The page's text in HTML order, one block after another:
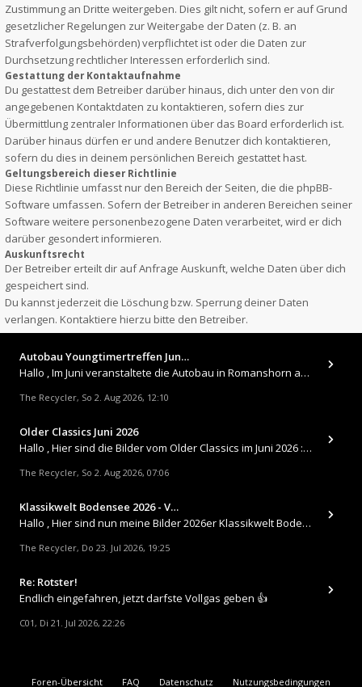
Zustimmung an Dritte weitergeben. Dies gilt nicht, sofern er auf Grund
gesetzlicher Regelungen zur Weitergabe der Daten (z. B. an
Strafverfolgungsbehörden) verpflichtet ist oder die Daten zur
Durchsetzung rechtlicher Interessen erforderlich sind.
Gestattung der Kontaktaufnahme
Du gestattest dem Betreiber darüber hinaus, dich unter den von dir
angegebenen Kontaktdaten zu kontaktieren, sofern dies zur
Übermittlung zentraler Informationen über das Board erforderlich ist.
Darüber hinaus dürfen er und andere Benutzer dich kontaktieren,
sofern du dies in deinem persönlichen Bereich gestattet hast.
Geltungsbereich dieser Richtlinie
Diese Richtlinie umfasst nur den Bereich der Seiten, die die phpBB-
Software umfassen. Sofern der Betreiber in anderen Bereichen seiner
Software weitere personenbezogene Daten verarbeitet, wird er dich
darüber gesondert informieren.
Auskunftsrecht
Der Betreiber erteilt dir auf Anfrage Auskunft, welche Daten über dich
gespeichert sind.
Du kannst jederzeit die Löschung bzw. Sperrung deiner Daten
verlangen. Kontaktiere hierzu bitte den Betreiber.
Autobau Youngtimertreffen Jun…
Hallo , Im Juni veranstaltete die Autobau in Romanshorn auf ihrem Gelände ein kleines Youngtimertreffen : https://up.
The Recycler, So 2. Aug 2026, 12:10
Older Classics Juni 2026
​Hallo , Hier sind die Bilder vom Older Classics im Juni 2026 : https://up.picr.de/51155940wd.jpg https://up.pic
The Recycler, So 2. Aug 2026, 07:06
Klassikwelt Bodensee 2026 - V…
Hallo , Hier sind nun meine Bilder 2026er Klassikwelt Bodensee 😀 https://up.picr.de/51125547rb.jpg https://up.pi
The Recycler, Do 23. Jul 2026, 19:25
Re: Rotster!
Endlich eingefahren, jetzt darfste Vollgas geben 👍
C01, Di 21. Jul 2026, 22:26
Foren-Übersicht FAQ Datenschutz Nutzungsbedingungen